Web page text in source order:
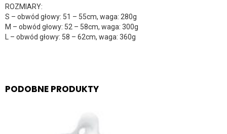
ROZMIARY:
S – obwód głowy: 51 – 55cm, waga: 280g
M – obwód głowy: 52 – 58cm, waga: 300g
L – obwód głowy: 58 – 62cm, waga: 360g
PODOBNE PRODUKTY